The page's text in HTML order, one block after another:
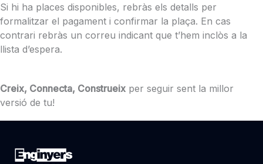
Si hi ha places disponibles, rebràs els detalls per
formalitzar el pagament i confirmar la plaça. En cas
contrari rebràs un correu indicant que t’hem inclòs a la
llista d’espera.
Creix, Connecta, Construeix per seguir sent la millor
versió de tu!